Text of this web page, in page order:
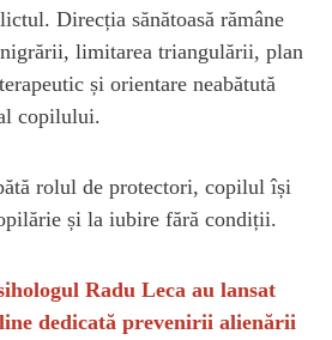
Direcția sănătoasă rămâne
limitarea triangulării, plan
și orientare neabătută
copilului.
rolul de protectori, copilul își
și la iubire fără condiții.
Radu Leca au lansat
dedicată prevenirii alienării